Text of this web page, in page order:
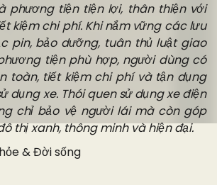
phương tiện tiện lợi, thân thiện với
kiệm chi phí. Khi nắm vững các lưu
pin, bảo dưỡng, tuân thủ luật giao
tiện phù hợp, người dùng có
toàn, tiết kiệm chi phí và tận dụng
dụng xe. Thói quen sử dụng xe điện
chỉ bảo vệ người lái mà còn góp
thị xanh, thông minh và hiện đại.
& Đời sống